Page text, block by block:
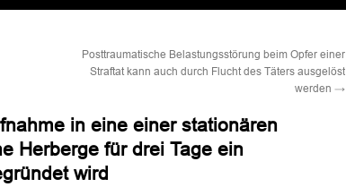
Posttraumatische Belastungsstörung beim Opfer einer
Straftat kann auch durch Flucht des Täters ausgelöst
werden →
in eine einer stationären
Herberge für drei Tage ein
wird